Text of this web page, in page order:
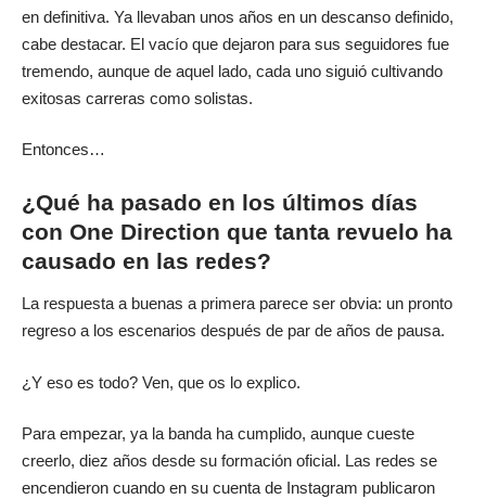
en definitiva. Ya llevaban unos años en un descanso definido,
cabe destacar. El vacío que dejaron para sus seguidores fue
tremendo, aunque de aquel lado, cada uno siguió cultivando
exitosas carreras como solistas.
Entonces…
¿Qué ha pasado en los últimos días
con One Direction que tanta revuelo ha
causado en las redes?
La respuesta a buenas a primera parece ser obvia: un pronto
regreso a los escenarios después de par de años de pausa.
¿Y eso es todo? Ven, que os lo explico.
Para empezar, ya la banda ha cumplido, aunque cueste
creerlo, diez años desde su formación oficial. Las redes se
encendieron cuando en su cuenta de Instagram publicaron